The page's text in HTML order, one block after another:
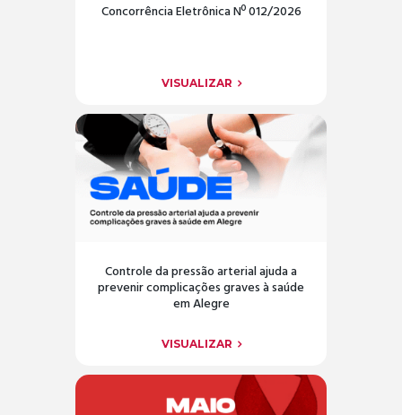
Concorrência Eletrônica Nº 012/2026
VISUALIZAR
Controle da pressão arterial ajuda a
prevenir complicações graves à saúde
em Alegre
VISUALIZAR